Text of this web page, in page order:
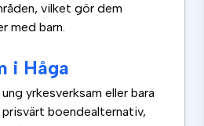
vilket gör dem
med barn.
i Håga
yrkesverksam eller bara
boendealternativ,